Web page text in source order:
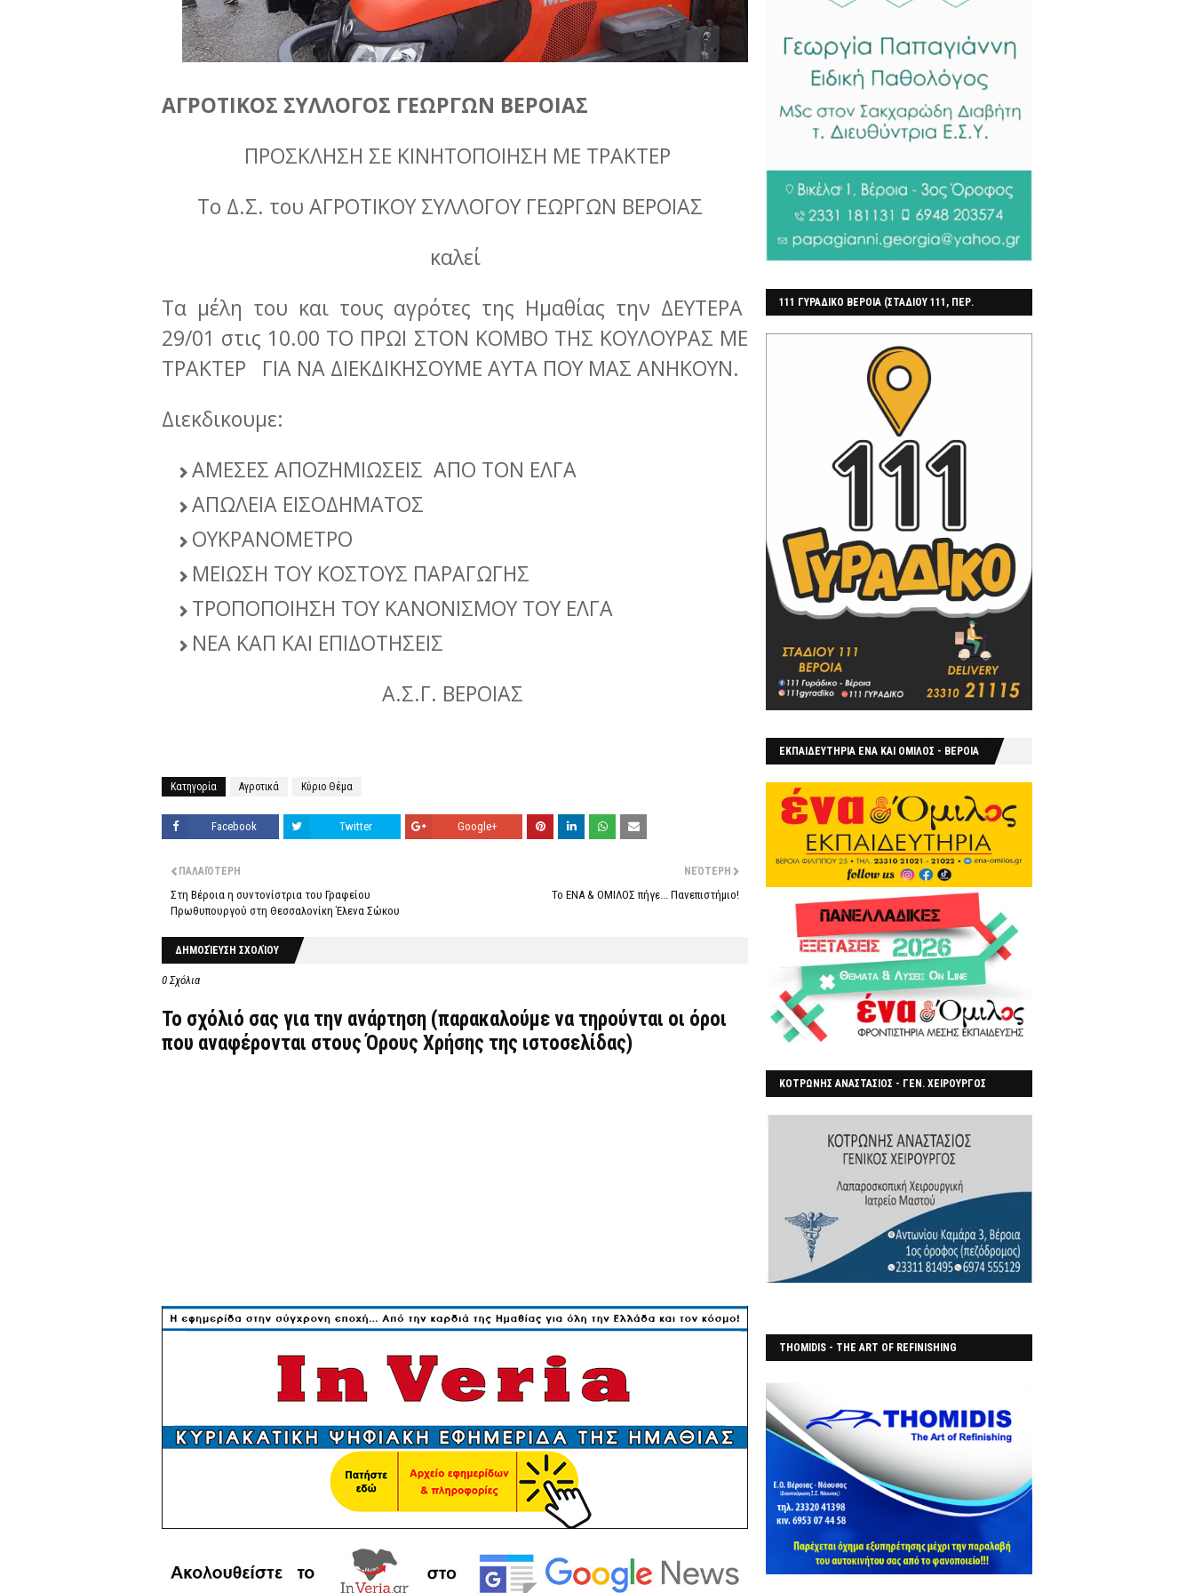
ΑΓΡΟΤΙΚΟΣ ΣΥΛΛΟΓΟΣ ΓΕΩΡΓΩΝ ΒΕΡΟΙΑΣ
ΠΡΟΣΚΛΗΣΗ ΣΕ ΚΙΝΗΤΟΠΟΙΗΣΗ ΜΕ ΤΡΑΚΤΕΡ
Το Δ.Σ. του ΑΓΡΟΤΙΚΟΥ ΣΥΛΛΟΓΟΥ ΓΕΩΡΓΩΝ ΒΕΡΟΙΑΣ
καλεί
Τα μέλη του και τους αγρότες της Ημαθίας την ΔΕΥΤΕΡΑ
29/01 στις 10.00 ΤΟ ΠΡΩΙ ΣΤΟΝ ΚΟΜΒΟ ΤΗΣ ΚΟΥΛΟΥΡΑΣ ΜΕ
ΤΡΑΚΤΕΡ ΓΙΑ ΝΑ ΔΙΕΚΔΙΚΗΣΟΥΜΕ ΑΥΤΑ ΠΟΥ ΜΑΣ ΑΝΗΚΟΥΝ.
Διεκδικουμε:
ΑΜΕΣΕΣ ΑΠΟΖΗΜΙΩΣΕΙΣ ΑΠΟ ΤΟΝ ΕΛΓΑ
ΑΠΩΛΕΙΑ ΕΙΣΟΔΗΜΑΤΟΣ
ΟΥΚΡΑΝΟΜΕΤΡΟ
ΜΕΙΩΣΗ ΤΟΥ ΚΟΣΤΟΥΣ ΠΑΡΑΓΩΓΗΣ
ΤΡΟΠΟΠΟΙΗΣΗ ΤΟΥ ΚΑΝΟΝΙΣΜΟΥ ΤΟΥ ΕΛΓΑ
ΝΕΑ ΚΑΠ ΚΑΙ ΕΠΙΔΟΤΗΣΕΙΣ
Α.Σ.Γ. ΒΕΡΟΙΑΣ
Κατηγορία Αγροτικά Κύριο Θέμα
Facebook Twitter Google+
ΝΕΌΤΕΡΗ
Το ΕΝΑ & ΟΜΙΛΟΣ πήγε... Πανεπιστήμιο!
ΠΑΛΑΙΌΤΕΡΗ
Στη Βέροια η συντονίστρια του Γραφείου
Πρωθυπουργού στη Θεσσαλονίκη Έλενα Σώκου
ΔΗΜΟΣΊΕΥΣΗ ΣΧΟΛΊΟΥ
0 Σχόλια
Το σχόλιό σας για την ανάρτηση (παρακαλούμε να τηρούνται οι όροι
που αναφέρονται στουςΌρους Χρήσης της ιστοσελίδας)
111 ΓΥΡΑΔΙΚΟ ΒΕΡΟΙΑ (ΣΤΑΔΙΟΥ 111, ΠΕΡ.
ΕΚΠΑΙΔΕΥΤΗΡΙΑ ΕΝΑ ΚΑΙ ΟΜΙΛΟΣ - ΒΕΡΟΙΑ
ΚΟΤΡΩΝΗΣ ΑΝΑΣΤΑΣΙΟΣ - ΓΕΝ. ΧΕΙΡΟΥΡΓΟΣ
THOMIDIS - THE ART OF REFINISHING